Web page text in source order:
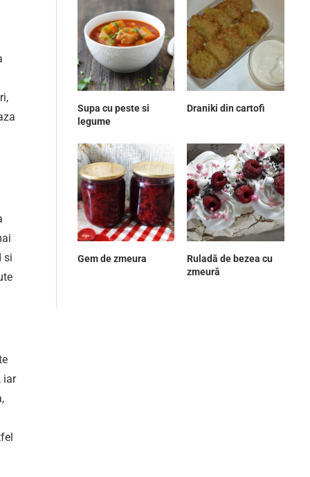
si
iar
Supa cu peste si
legume
Draniki din cartofi
Gem de zmeura
Ruladă de bezea cu
zmeură